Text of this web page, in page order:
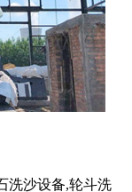
洗沙设备,轮斗洗